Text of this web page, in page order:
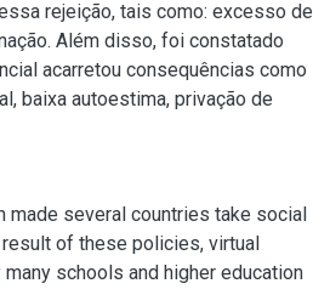
rejeição, tais como: excesso de
Além disso, foi constatado
acarretou consequências como
baixa autoestima, privação de
made several countries take social
of these policies, virtual
schools and higher education